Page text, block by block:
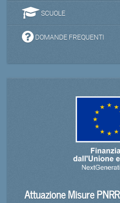
SCUOLE
DOMANDE FREQUENTI
Attuazione Misure PNRR